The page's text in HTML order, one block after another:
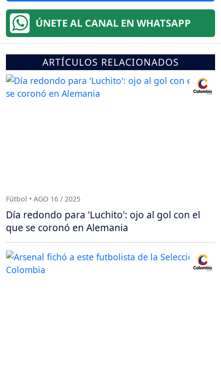
ÚNETE AL CANAL EN WHATSAPP
ARTÍCULOS RELACIONADOS
Fútbol • AGO 16 / 2025
Día redondo para 'Luchito': ojo al gol con el
que se coronó en Alemania